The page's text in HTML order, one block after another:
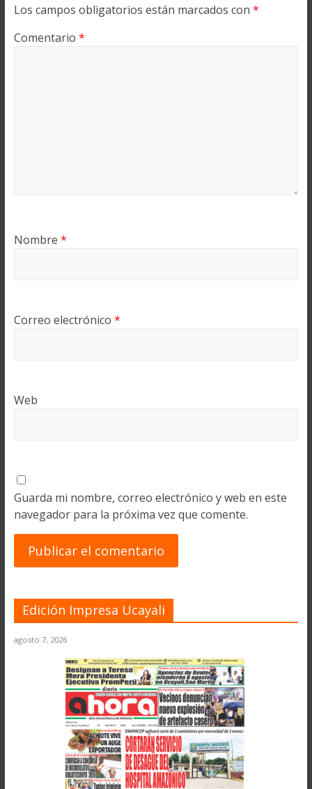
Los campos obligatorios están marcados con *
Comentario *
Nombre *
Correo electrónico *
Web
Guarda mi nombre, correo electrónico y web en este
navegador para la próxima vez que comente.
Edición Impresa Ucayali
agosto 7, 2026